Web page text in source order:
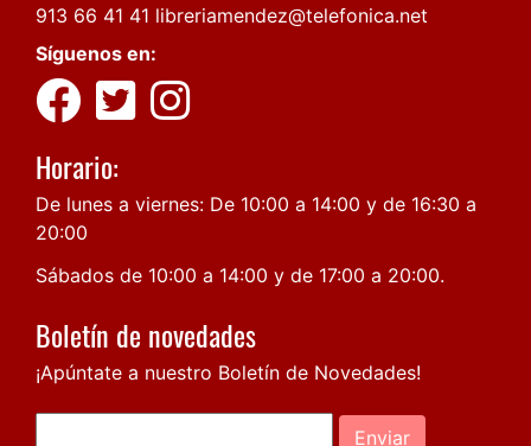
913 66 41 41 libreriamendez@telefonica.net
Síguenos en:
Horario:
De lunes a viernes: De 10:00 a 14:00 y de 16:30 a
20:00
Sábados de 10:00 a 14:00 y de 17:00 a 20:00.
Boletín de novedades
¡Apúntate a nuestro Boletín de Novedades!
Enviar